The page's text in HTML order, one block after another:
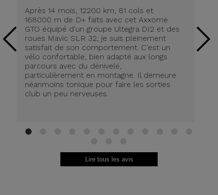
Après 14 mois, 12200 km, 81 cols et
168000 m de D+ faits avec cet Axxome
GTO équipé d'un groupe Ultegra DI2 et des
roues Mavic SLR 32, je suis pleinement
satisfait de son comportement. C'est un
vélo confortable, bien adapté aux longs
parcours avec du dénivelé,
particulièrement en montagne. Il demeure
néanmoins tonique pour faire les sorties
club un peu nerveuses.
1
Lire tous les avis